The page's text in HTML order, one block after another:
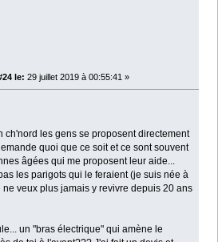
le: 29 juillet 2019 à 00:55:41 »
ch'nord les gens se proposent directement
quoi que ce soit et ce sont souvent
âgées qui me proposent leur aide...
les parigots qui le feraient (je suis née à
ne veux plus jamais y revivre depuis 20 ans
un "bras électrique" qui amène le